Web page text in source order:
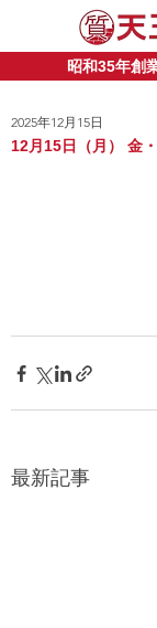
昭和35年創
12月15日（月） 金
2025年12月15日
最新記事